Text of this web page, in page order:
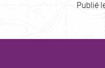
Publié